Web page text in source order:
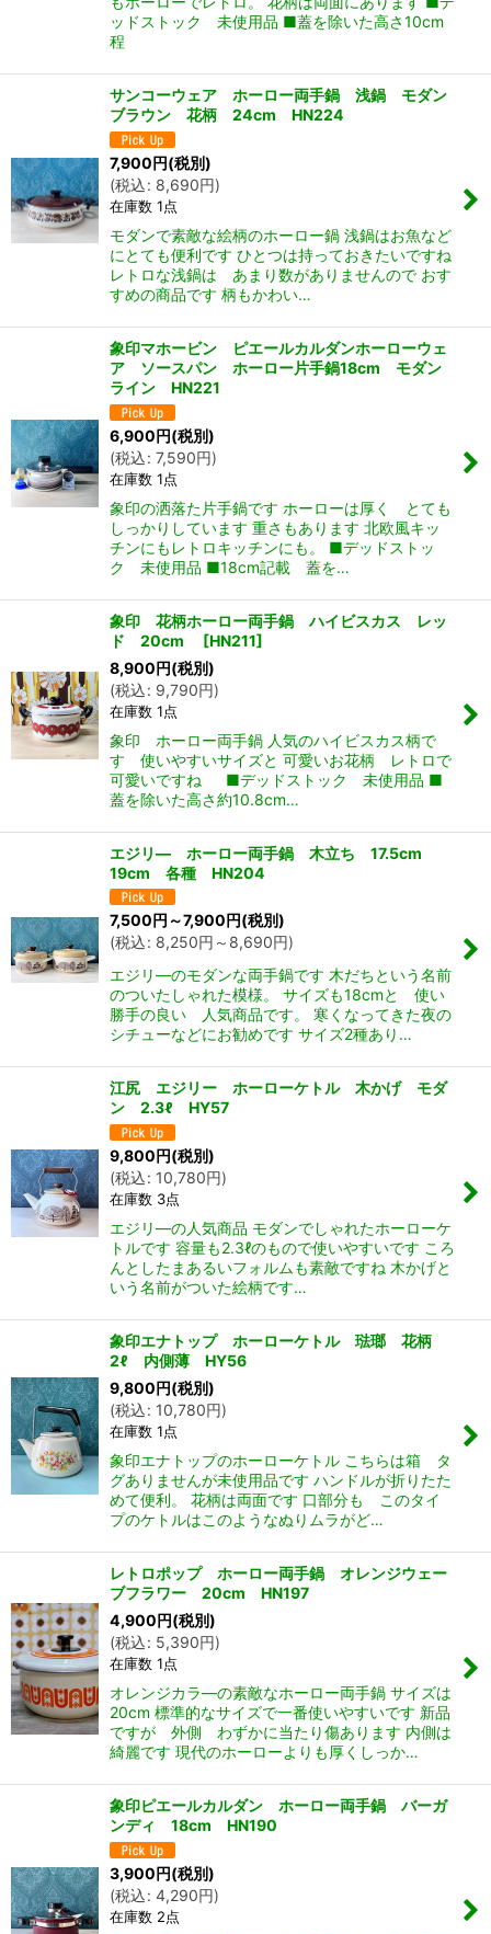
ッドストック 未使用品 ■蓋を除いた高さ10cm
程
サンコーウェア ホーロー両手鍋 浅鍋 モダン
ブラウン 花柄 24cm HN224
7,900円(税別)
(税込: 8,690円)
在庫数 1点
モダンで素敵な絵柄のホーロー鍋 浅鍋はお魚など
にとても便利です ひとつは持っておきたいですね
レトロな浅鍋は あまり数がありませんので おす
すめの商品です 柄もかわい…
象印マホービン ピエールカルダンホーローウェ
ア ソースパン ホーロー片手鍋18cm モダン
ライン HN221
6,900円(税別)
(税込: 7,590円)
在庫数 1点
象印の洒落た片手鍋です ホーローは厚く とても
しっかりしています 重さもあります 北欧風キッ
チンにもレトロキッチンにも。 ■デッドストッ
ク 未使用品 ■18cm記載 蓋を…
象印 花柄ホーロー両手鍋 ハイビスカス レッ
ド 20cm
[HN211]
8,900円(税別)
(税込: 9,790円)
在庫数 1点
象印 ホーロー両手鍋 人気のハイビスカス柄で
す 使いやすいサイズと 可愛いお花柄 レトロで
可愛いですね ■デッドストック 未使用品 ■
蓋を除いた高さ約10.8cm…
エジリ― ホーロー両手鍋 木立ち 17.5cm
19cm 各種 HN204
7,500 円 ～7,900 円(税別)
(税込: 8,250円 ～8,690円)
エジリ―のモダンな両手鍋です 木だちという名前
のついたしゃれた模様。 サイズも18cmと 使い
勝手の良い 人気商品です。 寒くなってきた夜の
シチューなどにお勧めです サイズ2種あり…
江尻 エジリー ホーローケトル 木かげ モダ
ン 2.3ℓ HY57
9,800円(税別)
(税込: 10,780円)
在庫数 3点
エジリ―の人気商品 モダンでしゃれたホーローケ
トルです 容量も2.3ℓのもので使いやすいです ころ
んとしたまあるいフォルムも素敵ですね 木かげと
いう名前がついた絵柄です…
象印エナトップ ホーローケトル 琺瑯 花柄
2ℓ 内側薄 HY56
9,800円(税別)
(税込: 10,780円)
在庫数 1点
象印エナトップのホーローケトル こちらは箱 タ
グありませんが未使用品です ハンドルが折りたた
めて便利。 花柄は両面です 口部分も このタイ
プのケトルはこのようなぬりムラがど…
レトロポップ ホーロー両手鍋 オレンジウェー
ブフラワー 20cm HN197
4,900円(税別)
(税込: 5,390円)
在庫数 1点
オレンジカラ―の素敵なホーロー両手鍋 サイズは
20cm 標準的なサイズで一番使いやすいです 新品
ですが 外側 わずかに当たり傷あります 内側は
綺麗です 現代のホーローよりも厚くしっか…
象印ピエールカルダン ホーロー両手鍋 バーガ
ンディ 18cm HN190
3,900円(税別)
(税込: 4,290円)
在庫数 2点